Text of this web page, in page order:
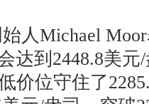
Michael Moor
达到2448.8美元
价位守住了